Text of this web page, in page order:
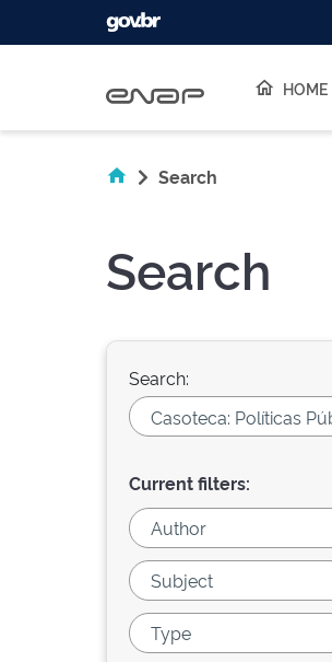
HOME
Search
Search
Search:
Current filters: